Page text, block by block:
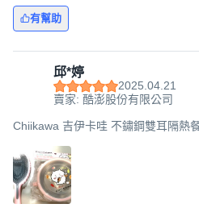
有幫助
邱*婷
2025.04.21
賣家: 酷澎股份有限公司
Chiikawa 吉伊卡哇 不鏽鋼雙耳隔熱